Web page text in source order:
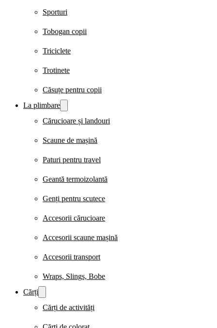
Sporturi
Tobogan copii
Triciclete
Trotinete
Căsuțe pentru copii
La plimbare
Cărucioare și landouri
Scaune de mașină
Paturi pentru travel
Geantă termoizolantă
Genți pentru scutece
Accesorii cărucioare
Accesorii scaune mașină
Accesorii transport
Wraps, Slings, Bobe
Cărți
Cărți de activități